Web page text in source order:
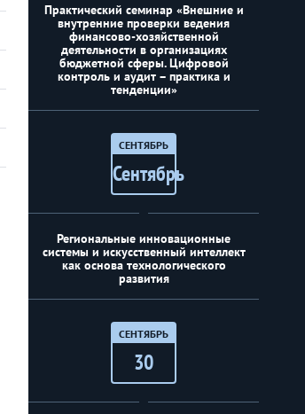
Практический семинар «Внешние и
внутренние проверки ведения
финансово-хозяйственной
деятельности в организациях
бюджетной сферы. Цифровой
контроль и аудит – практика и
тенденции»
СЕНТЯБРЬ
Сентябрь
Региональные инновационные
системы и искусственный интеллект
как основа технологического
развития
СЕНТЯБРЬ
30